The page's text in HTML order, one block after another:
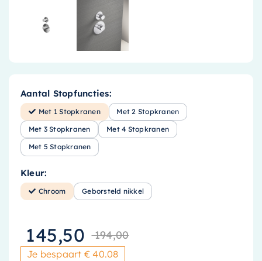
Aantal Stopfuncties:
Met 1 Stopkranen Met 2 Stopkranen
Met 3 Stopkranen Met 4 Stopkranen
Met 5 Stopkranen
Kleur:
Chroom Geborsteld nikkel
194,00
145,50 Huidige prijs
Je bespaart € 40.08